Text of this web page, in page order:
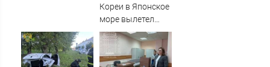
Кореи в Японское
море вылетел
неопознанный
снаряд